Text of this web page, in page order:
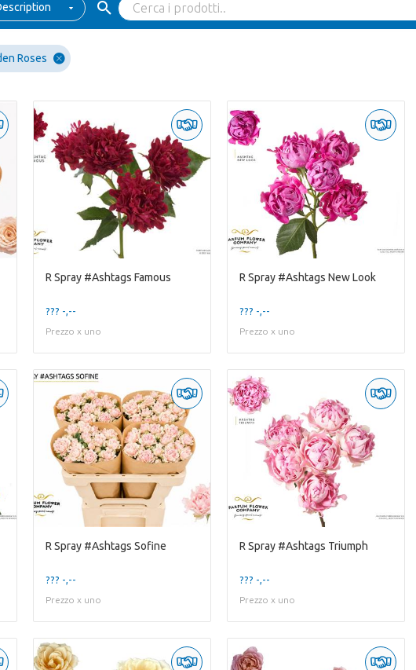
Roses
R Spray #Ashtags Famous
??? -,--
Prezzo x uno
R Spray #Ashtags New Look
??? -,--
Prezzo x uno
R Spray #Ashtags Sofine
??? -,--
Prezzo x uno
R Spray #Ashtags Triumph
??? -,--
Prezzo x uno